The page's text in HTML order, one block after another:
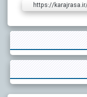
https://karajrasa.ir/